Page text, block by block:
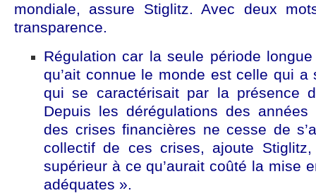
mondiale, assure Stiglitz. Avec deux
transparence.
Régulation car la seule période
qu’ait connue le monde est celle qui
qui se caractérisait par la présence
Depuis les dérégulations des
des crises financières ne cesse de
collectif de ces crises, ajoute
supérieur à ce qu’aurait coûté la mise
adéquates ».